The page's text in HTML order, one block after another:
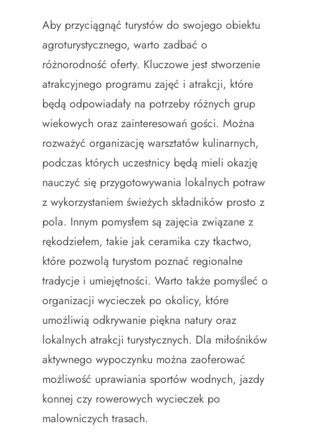
Aby przyciągnąć turystów do swojego obiektu
agroturystycznego, warto zadbać o
różnorodność oferty. Kluczowe jest stworzenie
atrakcyjnego programu zajęć i atrakcji, które
będą odpowiadały na potrzeby różnych grup
wiekowych oraz zainteresowań gości. Można
rozważyć organizację warsztatów kulinarnych,
podczas których uczestnicy będą mieli okazję
nauczyć się przygotowywania lokalnych potraw
z wykorzystaniem świeżych składników prosto z
pola. Innym pomysłem są zajęcia związane z
rękodziełem, takie jak ceramika czy tkactwo,
które pozwolą turystom poznać regionalne
tradycje i umiejętności. Warto także pomyśleć o
organizacji wycieczek po okolicy, które
umożliwią odkrywanie piękna natury oraz
lokalnych atrakcji turystycznych. Dla miłośników
aktywnego wypoczynku można zaoferować
możliwość uprawiania sportów wodnych, jazdy
konnej czy rowerowych wycieczek po
malowniczych trasach.